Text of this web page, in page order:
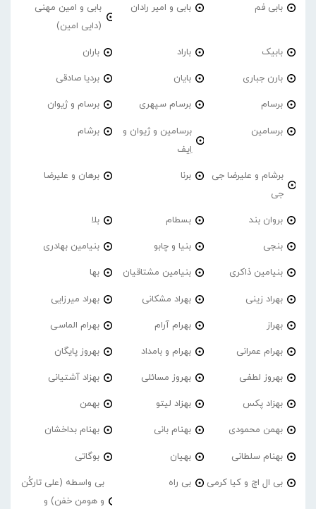
بابی فم بابی و امیر رادان
بابی و امین مهنی
(دایی امین)
بابیک باراد باران
بارن جباری بایان بردیا صادقی
برسام برسام سپهری برسام و ژیوان
برسامین
برسامین و ژیوان و
اِیف
برشام
برشام و علیرضا جی
جی
برنا برهان و علیرضا
بروان بند بسطام بلا
بنجی بنیا و چابو بنیامین بهادری
بنیامین ذاکری بنیامین مشتاقیان بها
بهراد زینی بهراد مشکانی بهراد میرزایی
بهراز بهرام آرام بهرام الماسی
بهرام عمرانی بهرام و بامداد بهروز پایگان
بهروز لطفی بهروز مسائلی بهزاد آشتیانی
بهزاد پکس بهزاد لیتو بهمن
بهمن محمودی بهنام بانی بهنام بداخشان
بهنام سلطانی بهیان بوگاتی
بی ال اچ و کیا کرمی بی راه
بی واسطه (علی تارکُن
و هومن خفن) و